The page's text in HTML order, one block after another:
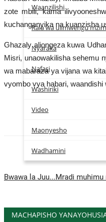
Waanzilishi
Raia wa ulimwengu
Nyaraka
Nafasi
Washiriki
Video
Maonyesho
Wadhamini
zote mbili, kama
kuchanganyika na kuanzisha
Ghazaly aliongeza kuwa
Misri, unaowakilisha sehemu
wa mabaraza ya vijana wa
vyombo vya habari, waandishi
Bwawa la Juu...Mradi
MACHAPISHO